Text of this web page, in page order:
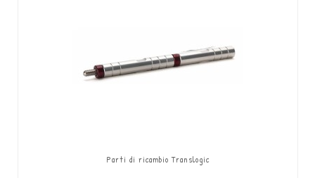
Parti di ricambio Translogic